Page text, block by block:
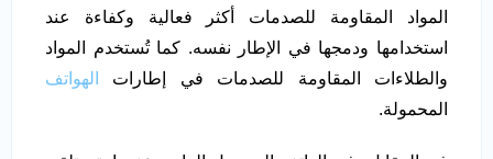
المواد المقاومة للصدمات أكثر فعالية وكفاءة عند
استخدامها ودمجها في الإطار نفسه. كما تُستخدم المواد
والطلاءات المقاومة للصدمات في إطارات
الهواتف
المحمولة.